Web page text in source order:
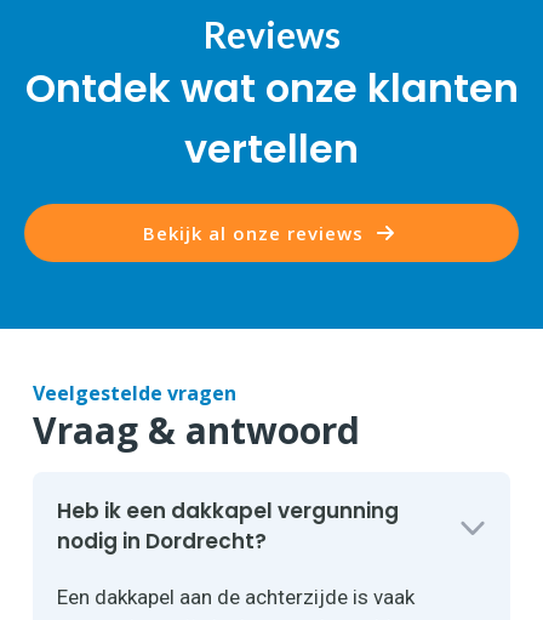
Reviews
Ontdek wat onze klanten
vertellen
Bekijk al onze reviews
Veelgestelde vragen
Vraag & antwoord
Heb ik een dakkapel vergunning
nodig in Dordrecht?
Een dakkapel aan de achterzijde is vaak